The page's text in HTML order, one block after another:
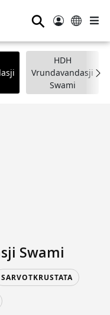
⚲
HDH
Vrundavandasji
Swami
Swami
SARVOTKRUSTATA